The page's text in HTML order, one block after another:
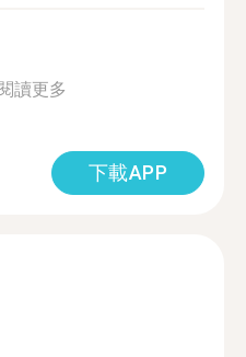
讀更多
下載APP